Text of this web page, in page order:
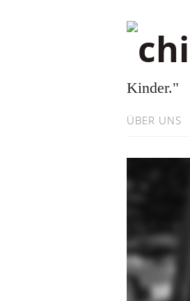
Kinder."
ÜBER UNS